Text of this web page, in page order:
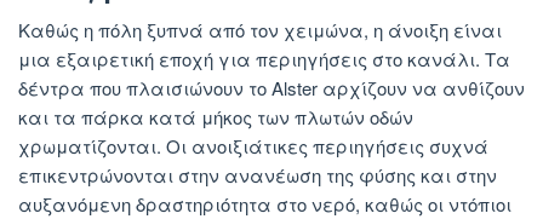
Καθώς η πόλη ξυπνά από τον χειμώνα, η άνοιξη είναι
μια εξαιρετική εποχή για περιηγήσεις στο κανάλι. Τα
δέντρα που πλαισιώνουν το Alster αρχίζουν να ανθίζουν
και τα πάρκα κατά μήκος των πλωτών οδών
χρωματίζονται. Οι ανοιξιάτικες περιηγήσεις συχνά
επικεντρώνονται στην ανανέωση της φύσης και στην
αυξανόμενη δραστηριότητα στο νερό, καθώς οι ντόπιοι